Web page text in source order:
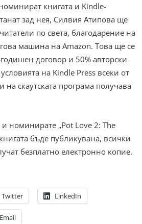
книгата и Kindle-
зад нея, Силвия Атипова ще
по света, благодарение на
машина на Amazon. Това ще се
договор и 50% авторски
на Kindle Press всеки от
на скаутската програма получава
номинирате „Pot Love 2: The
бъде публикувана, всички
безплатно електронно копие.
Twitter LinkedIn
Email